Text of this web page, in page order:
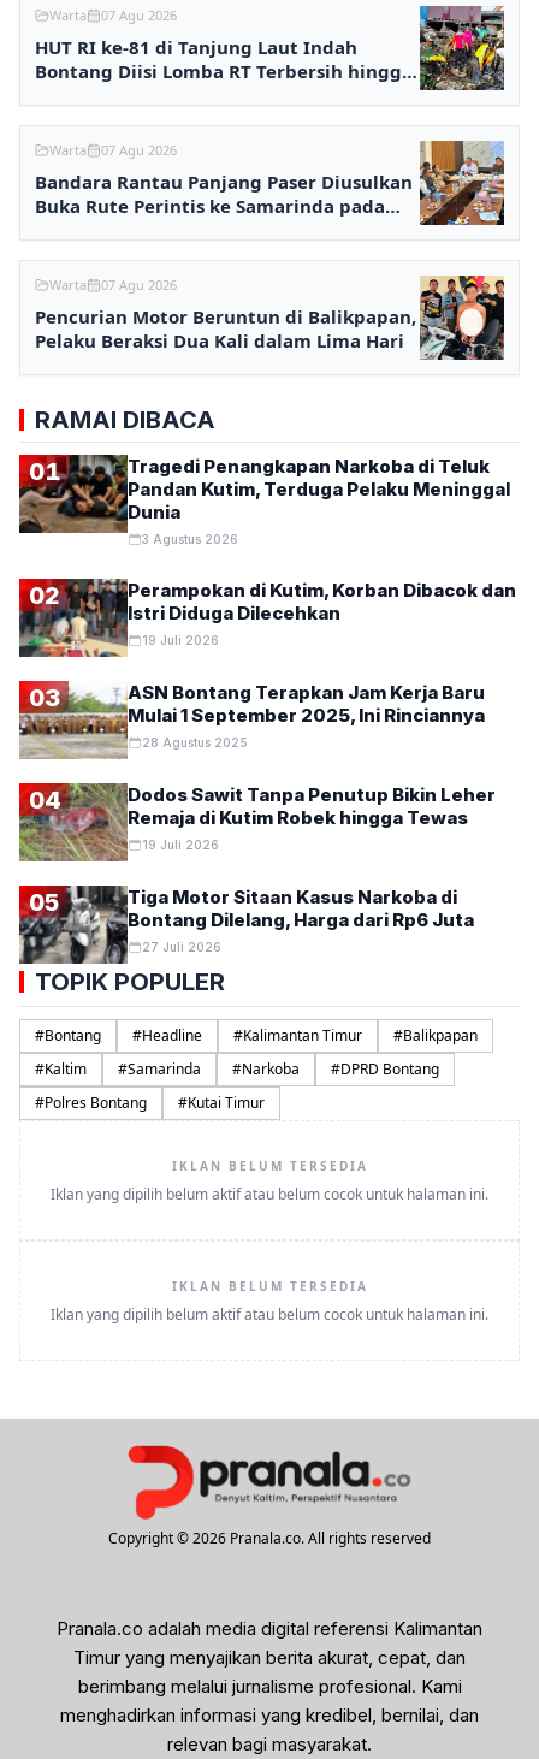
Warta 07 Agu 2026
HUT RI ke-81 di Tanjung Laut Indah
Bontang Diisi Lomba RT Terbersih hingga
Warta 07 Agu 2026
Bandara Rantau Panjang Paser Diusulkan
Buka Rute Perintis ke Samarinda pada
Warta 07 Agu 2026
Pencurian Motor Beruntun di Balikpapan,
Pelaku Beraksi Dua Kali dalam Lima Hari
RAMAI DIBACA
01
Tragedi Penangkapan Narkoba di Teluk
Pandan Kutim, Terduga Pelaku Meninggal
Dunia
3 Agustus 2026
02
Perampokan di Kutim, Korban Dibacok dan
Istri Diduga Dilecehkan
19 Juli 2026
03
ASN Bontang Terapkan Jam Kerja Baru
Mulai 1 September 2025, Ini Rinciannya
28 Agustus 2025
04
Dodos Sawit Tanpa Penutup Bikin Leher
Remaja di Kutim Robek hingga Tewas
19 Juli 2026
05
Tiga Motor Sitaan Kasus Narkoba di
Bontang Dilelang, Harga dari Rp6 Juta
27 Juli 2026
TOPIK POPULER
#Bontang #Headline #Kalimantan Timur #Balikpapan
#Kaltim #Samarinda #Narkoba #DPRD Bontang
#Polres Bontang #Kutai Timur
IKLAN BELUM TERSEDIA
Iklan yang dipilih belum aktif atau belum cocok untuk halaman ini.
IKLAN BELUM TERSEDIA
Iklan yang dipilih belum aktif atau belum cocok untuk halaman ini.
Copyright © 2026 Pranala.co. All rights reserved
Pranala.co adalah media digital referensi Kalimantan
Timur yang menyajikan berita akurat, cepat, dan
berimbang melalui jurnalisme profesional. Kami
menghadirkan informasi yang kredibel, bernilai, dan
relevan bagi masyarakat.